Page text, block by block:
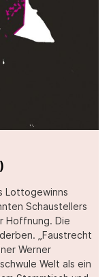
Lottogewinns
Schaustellers
Hoffnung. Die
„Faustrecht
Werner
Welt als ein